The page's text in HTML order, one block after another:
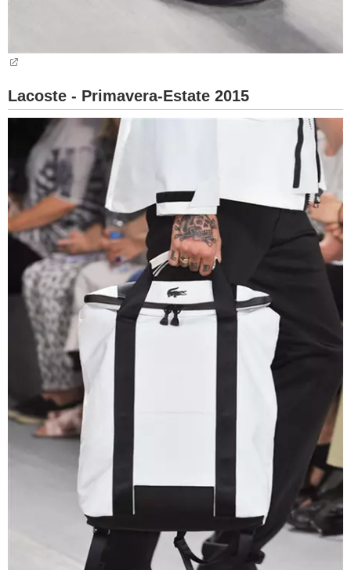
Lacoste - Primavera-Estate 2015